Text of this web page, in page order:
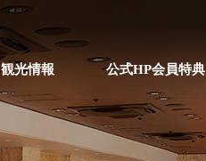
観光情報 公式HP会員特典